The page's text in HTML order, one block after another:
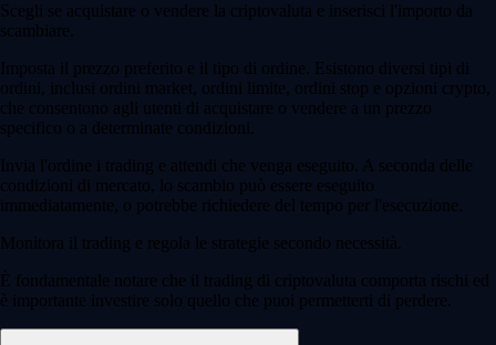
Scegli se acquistare o vendere la criptovaluta e inserisci l'importo da
scambiare.
Imposta il prezzo preferito e il tipo di ordine. Esistono diversi tipi di
ordini, inclusi ordini market, ordini limite, ordini stop e opzioni crypto,
che consentono agli utenti di acquistare o vendere a un prezzo
specifico o a determinate condizioni.
Invia l'ordine i trading e attendi che venga eseguito. A seconda delle
condizioni di mercato, lo scambio può essere eseguito
immediatamente, o potrebbe richiedere del tempo per l'esecuzione.
Monitora il trading e regola le strategie secondo necessità.
È fondamentale notare che il trading di criptovaluta comporta rischi ed
è importante investire solo quello che puoi permetterti di perdere.